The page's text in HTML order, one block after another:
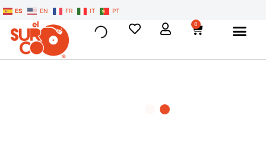
ES EN FR IT PT
0